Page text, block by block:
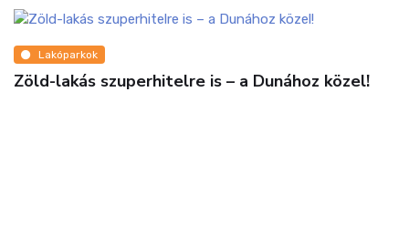
Lakóparkok
Zöld-lakás szuperhitelre is – a Dunához közel!